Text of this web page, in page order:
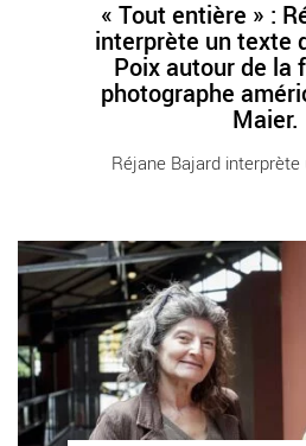
« Tout entière » :
interprète un texte
Poix autour de la
photographe
Maier.
Réjane Bajard interprète
Une édition qui laisse une place
femmes qui regardent notre monde,
Lambert et Sophie Chesne - Critique
Comédie de Saint-Etienne - Centre